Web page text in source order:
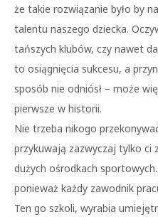
że takie rozwiązanie było by
talentu naszego dziecka.
tańszych klubów, czy nawet
to osiągnięcia sukcesu, a
sposób nie odniósł – może
pierwsze w historii.
Nie trzeba nikogo
przykuwają zazwyczaj tylko ci
dużych ośrodkach
ponieważ każdy zawodnik
Ten go szkoli, wyrabia